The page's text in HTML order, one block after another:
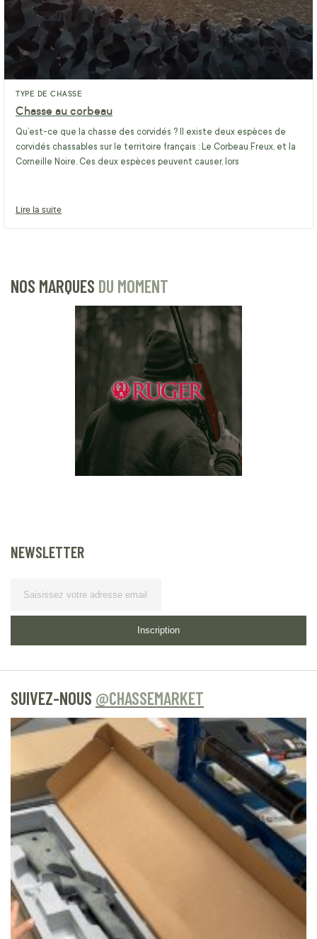
TYPE DE CHASSE
Chasse au corbeau
Qu’est-ce que la chasse des corvidés ? Il existe deux espèces de
corvidés chassables sur le territoire français : Le Corbeau Freux, et la
Corneille Noire. Ces deux espèces peuvent causer, lors
Lire la suite
NOS MARQUES DU MOMENT
NEWSLETTER
Inscription
SUIVEZ-NOUS @CHASSEMARKET